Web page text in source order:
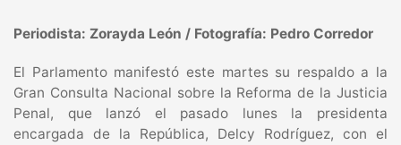
Periodista: Zorayda León / Fotografía: Pedro Corredor
El Parlamento manifestó este martes su respaldo a la
Gran Consulta Nacional sobre la Reforma de la Justicia
Penal, que lanzó el pasado lunes la presidenta
encargada de la República, Delcy Rodríguez, con el